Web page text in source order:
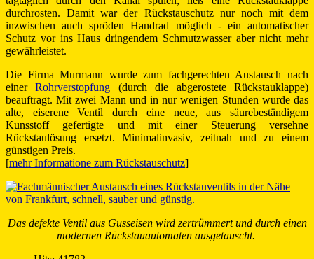
durchrosten. Damit war der Rückstauschutz nur noch mit dem
inzwischen auch spröden Handrad möglich - ein automatischer
Schutz vor ins Haus dringendem Schmutzwasser aber nicht mehr
gewährleistet.
Die Firma Murmann wurde zum fachgerechten Austausch nach
einerRohrverstopfung (durch die abgerostete Rückstauklappe)
beauftragt. Mit zwei Mann und in nur wenigen Stunden wurde das
alte, eiserene Ventil durch eine neue, aus säurebeständigem
Kunsstoff gefertigte und mit einer Steuerung versehne
Rückstaulösung ersetzt. Minimalinvasiv, zeitnah und zu einem
günstigen Preis.
[mehr Informatione zum Rückstauschutz]
Das defekte Ventil aus Gusseisen wird zertrümmert und durch einen
modernen Rückstauautomaten ausgetauscht.